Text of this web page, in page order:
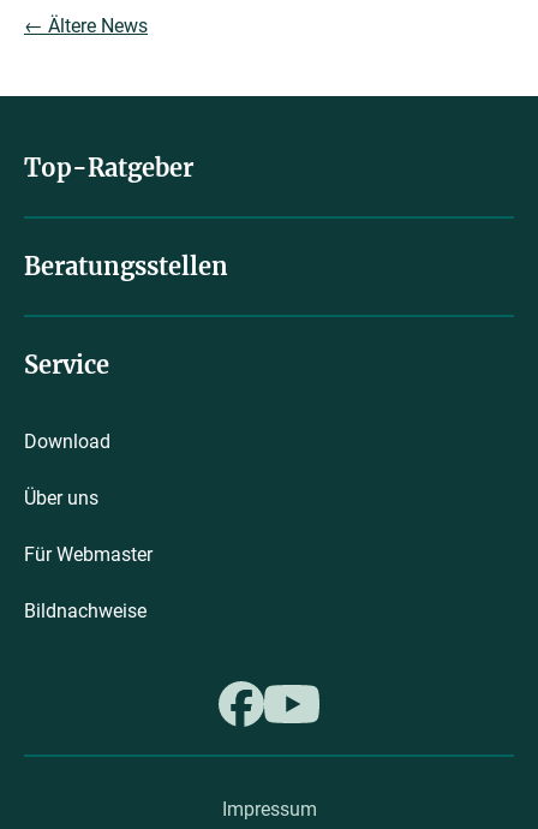
← Ältere News
Top-Ratgeber
Beratungsstellen
Service
Download
Über uns
Für Webmaster
Bildnachweise
Impressum